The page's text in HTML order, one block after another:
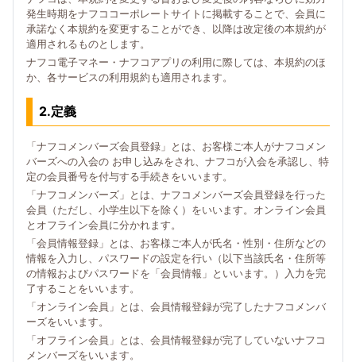
発生時期をナフココーポレートサイトに掲載することで、会員に
承諾なく本規約を変更することができ、以降は改定後の本規約が
適用されるものとします。
ナフコ電子マネー・ナフコアプリの利用に際しては、本規約のほ
か、各サービスの利用規約も適用されます。
2.定義
「ナフコメンバーズ会員登録」とは、お客様ご本人がナフコメン
バーズへの入会の お申し込みをされ、ナフコが入会を承認し、特
定の会員番号を付与する手続きをいいます。
「ナフコメンバーズ」とは、ナフコメンバーズ会員登録を行った
会員（ただし、小学生以下を除く）をいいます。オンライン会員
とオフライン会員に分かれます。
「会員情報登録」とは、お客様ご本人が氏名・性別・住所などの
情報を入力し、パスワードの設定を行い（以下当該氏名・住所等
の情報およびパスワードを「会員情報」といいます。）入力を完
了することをいいます。
「オンライン会員」とは、会員情報登録が完了したナフコメンバ
ーズをいいます。
「オフライン会員」とは、会員情報登録が完了していないナフコ
メンバーズをいいます。